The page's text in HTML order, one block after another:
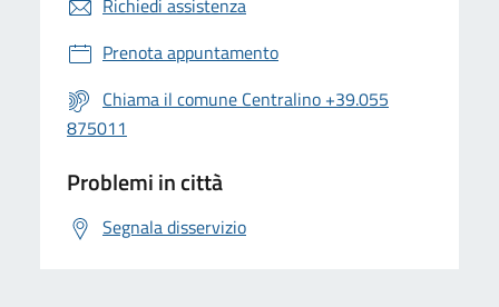
Richiedi assistenza
Prenota appuntamento
Chiama il comune Centralino +39.055
875011
Problemi in città
Segnala disservizio